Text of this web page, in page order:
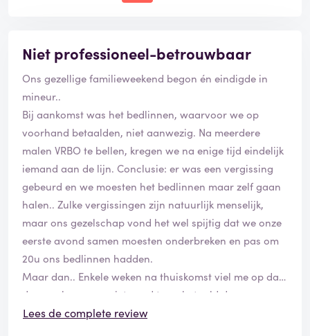
Niet professioneel-betrouwbaar
Ons gezellige familieweekend begon én eindigde in
mineur..
Bij aankomst was het bedlinnen, waarvoor we op
voorhand betaalden, niet aanwezig. Na meerdere
malen VRBO te bellen, kregen we na enige tijd eindelijk
iemand aan de lijn. Conclusie: er was een vergissing
gebeurd en we moesten het bedlinnen maar zelf gaan
halen.. Zulke vergissingen zijn natuurlijk menselijk,
maar ons gezelschap vond het wel spijtig dat we onze
eerste avond samen moesten onderbreken en pas om
20u ons bedlinnen hadden.
Maar dan.. Enkele weken na thuiskomst viel me op dat
de waarborg nog niet werd terugbetaald door
Schoonzicht Holiday (het adres waar we de sleutel van
Lees de complete review